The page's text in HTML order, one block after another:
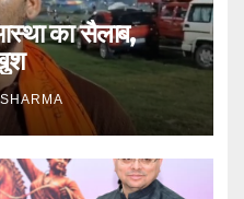
का सैलाब,